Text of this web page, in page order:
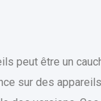
peut être un
sur des